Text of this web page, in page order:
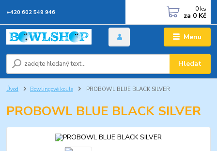
Menu
Hledat
+420 602 549 946 0 ks
za 0 Kč
Úvod Bowlingové koule PROBOWL BLUE BLACK SILVER
PROBOWL BLUE BLACK SILVER